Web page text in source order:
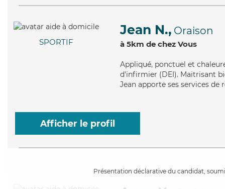
SPORTIF
Jean N., Oraison
à 5km de chez Vous
Appliqué, ponctuel et
d'infirmier (DEI). Maitrisant
Jean apporte ses services
Afficher le profil
Présentation déclarative du candidat,